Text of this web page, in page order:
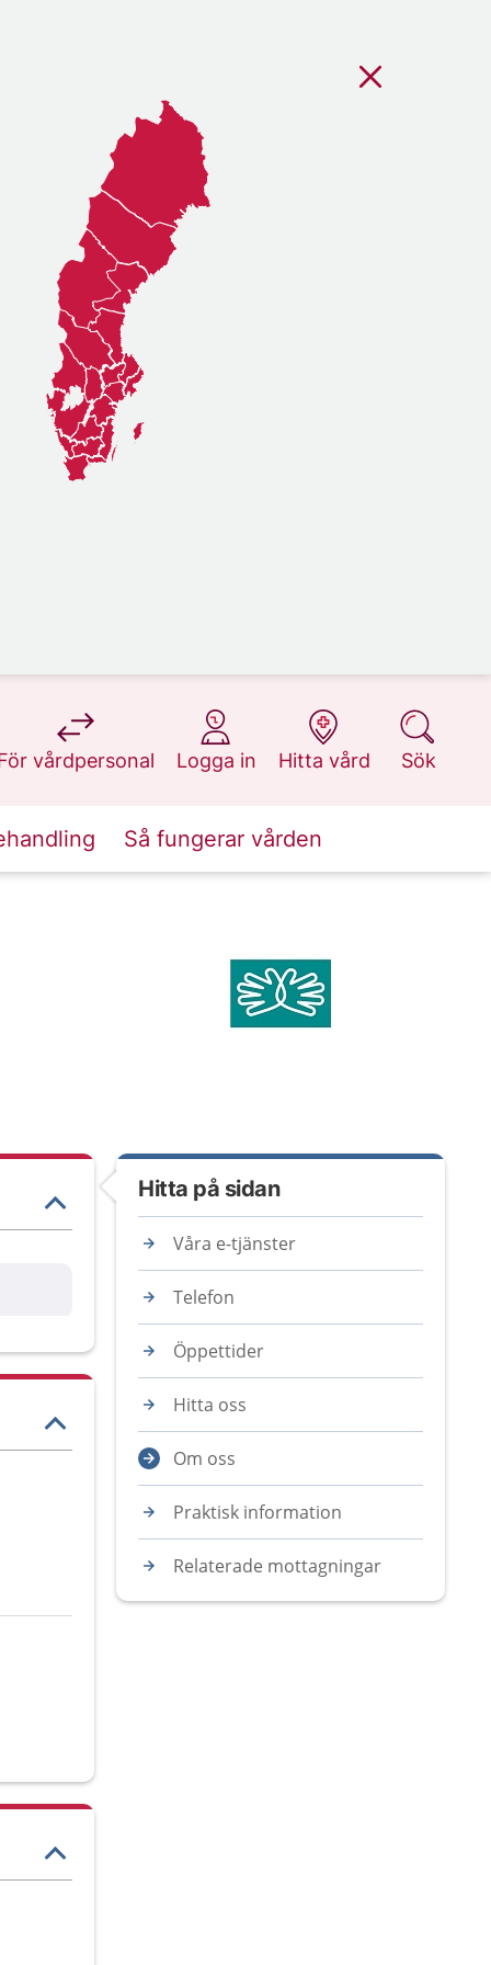
vårdpersonal
på 1177.se
Logga in
på 1177.se
Hitta vård
på 1177.se
Sök
på 1177.se
Så fungerar vården
Hitta på sidan
Våra e-tjänster
Telefon
Öppettider
Hitta oss
Om oss
Praktisk information
Relaterade mottagningar